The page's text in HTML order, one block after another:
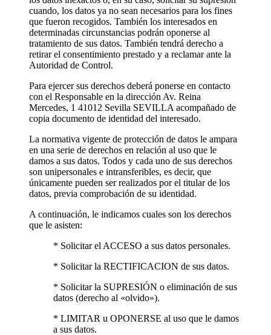
cuando, los datos ya no sean necesarios para los fines
que fueron recogidos. También los interesados en
determinadas circunstancias podrán oponerse al
tratamiento de sus datos. También tendrá derecho a
retirar el consentimiento prestado y a reclamar ante la
Autoridad de Control.
Para ejercer sus derechos deberá ponerse en contacto
con el Responsable en la dirección Av. Reina
Mercedes, 1 41012 Sevilla SEVILLA acompañado de
copia documento de identidad del interesado.
La normativa vigente de protección de datos le ampara
en una serie de derechos en relación al uso que le
damos a sus datos. Todos y cada uno de sus derechos
son unipersonales e intransferibles, es decir, que
únicamente pueden ser realizados por el titular de los
datos, previa comprobación de su identidad.
A continuación, le indicamos cuales son los derechos
que le asisten:
* Solicitar el ACCESO a sus datos personales.
* Solicitar la RECTIFICACION de sus datos.
* Solicitar la SUPRESIÓN o eliminación de sus
datos (derecho al «olvido»).
* LIMITAR u OPONERSE al uso que le damos
a sus datos.